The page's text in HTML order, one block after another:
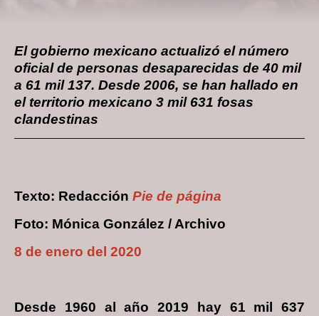
El gobierno mexicano actualizó el número
oficial de personas desaparecidas de 40 mil
a 61 mil 137. Desde 2006, se han hallado en
el territorio mexicano 3 mil 631 fosas
clandestinas
Texto: Redacción Pie de página
Foto: Mónica González / Archivo
8 de enero del 2020
Desde 1960 al año 2019 hay 61 mil 637